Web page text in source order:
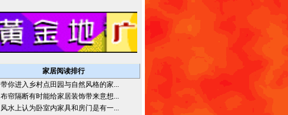
家居阅读排行
带你进入乡村点田园与自然风格的家...
布帘隔断有时能给家居装饰带来意想...
风水上认为卧室内家具和房门是有一...